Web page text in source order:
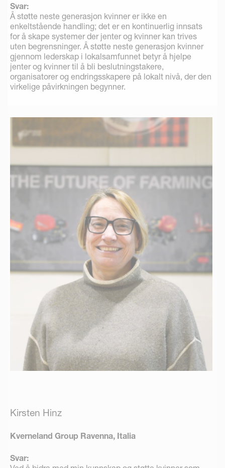
Svar:
Å støtte neste generasjon kvinner er ikke en
enkeltstående handling; det er en kontinuerlig innsats
for å skape systemer der jenter og kvinner kan trives
uten begrensninger. Å støtte neste generasjon kvinner
gjennom lederskap i lokalsamfunnet betyr å hjelpe
jenter og kvinner til å bli beslutningstakere,
organisatorer og endringsskapere på lokalt nivå, der den
virkelige påvirkningen begynner.
Kirsten Hinz
Kverneland Group Ravenna, Italia
Svar: